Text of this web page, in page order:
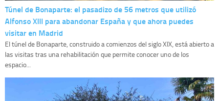
Túnel de Bonaparte: el pasadizo de 56 metros que utilizó
Alfonso XIII para abandonar España y que ahora puedes
visitar en Madrid
El túnel de Bonaparte, construido a comienzos del siglo XIX, está abierto a
las visitas tras una rehabilitación que permite conocer uno de los
espacio...